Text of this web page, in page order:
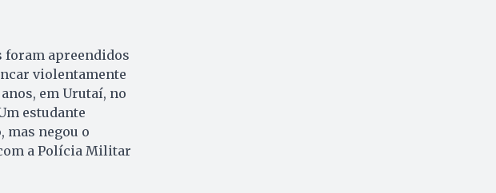
foram apreendidos
violentamente
em Urutaí, no
estudante
mas negou o
a Polícia Militar